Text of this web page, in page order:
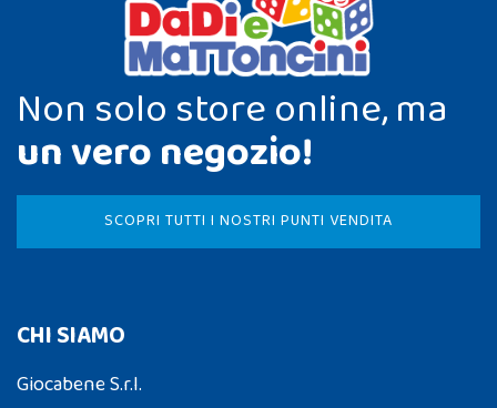
Non solo store online, ma
un vero negozio!
SCOPRI TUTTI I NOSTRI PUNTI VENDITA
CHI SIAMO
Giocabene S.r.l.